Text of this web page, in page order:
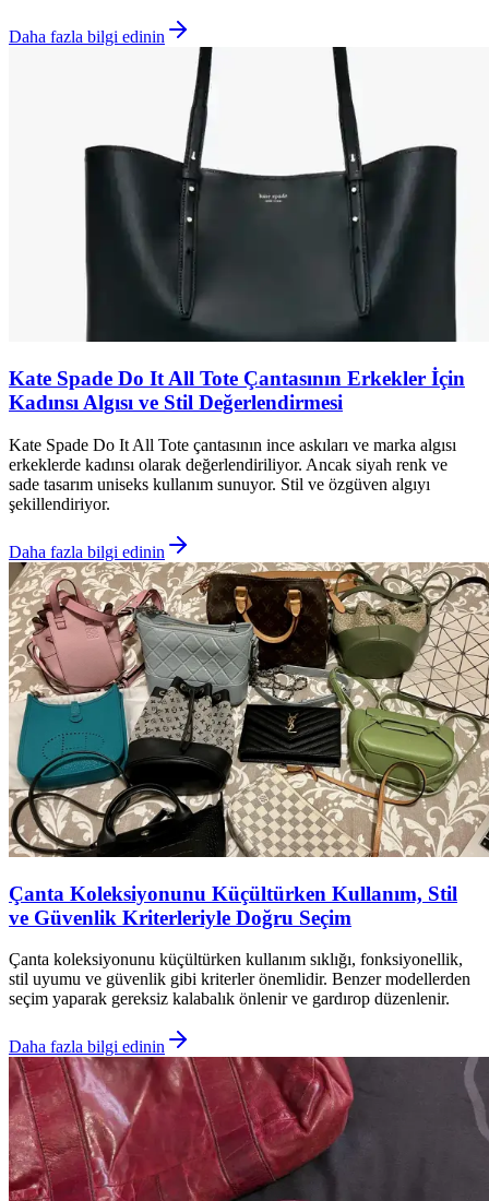
Daha fazla bilgi edinin
Kate Spade Do It All Tote Çantasının Erkekler İçin
Kadınsı Algısı ve Stil Değerlendirmesi
Kate Spade Do It All Tote çantasının ince askıları ve marka algısı
erkeklerde kadınsı olarak değerlendiriliyor. Ancak siyah renk ve
sade tasarım uniseks kullanım sunuyor. Stil ve özgüven algıyı
şekillendiriyor.
Daha fazla bilgi edinin
Çanta Koleksiyonunu Küçültürken Kullanım, Stil
ve Güvenlik Kriterleriyle Doğru Seçim
Çanta koleksiyonunu küçültürken kullanım sıklığı, fonksiyonellik,
stil uyumu ve güvenlik gibi kriterler önemlidir. Benzer modellerden
seçim yaparak gereksiz kalabalık önlenir ve gardırop düzenlenir.
Daha fazla bilgi edinin